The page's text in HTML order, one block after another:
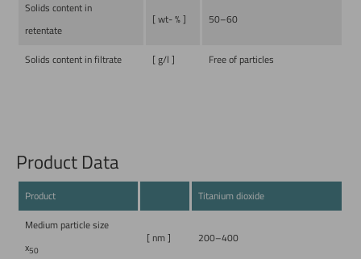
Solids content in
retentate
[ wt- % ] 50–60
Solids content in filtrate [ g/l ] Free of particles
Product Data
Product
Titanium dioxide
Medium particle size
x50
[ nm ] 200–400